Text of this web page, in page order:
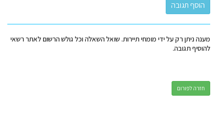
מענה ניתן רק על ידי מומחי תיירות. שואל השאלה וכל גולש הרשום לאתר רשאי
להוסיף תגובה.
חזרה לפורום